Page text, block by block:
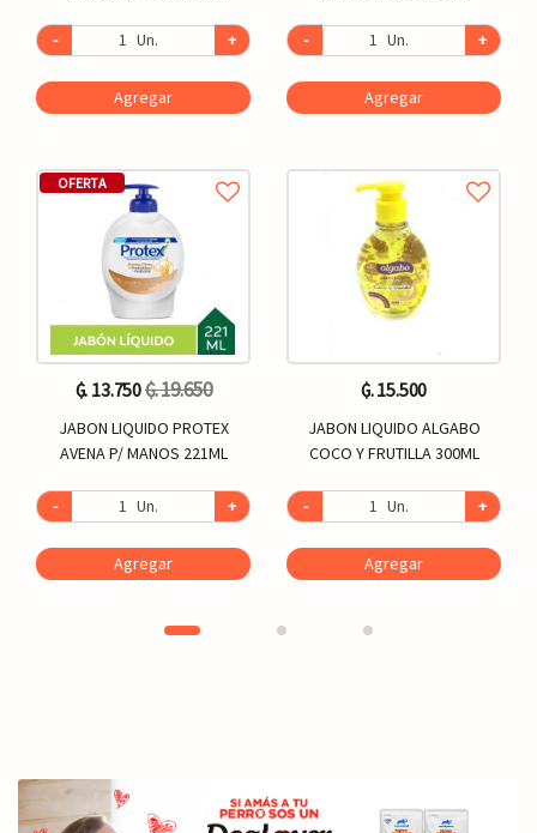
- Un. +
Agregar
OFERTA
₲. 13.750₲. 19.650
JABON LIQUIDO PROTEX
AVENA P/ MANOS 221ML
- Un. +
Agregar
- Un. +
Agregar
₲. 15.500
JABON LIQUIDO ALGABO
COCO Y FRUTILLA 300ML
- Un. +
Agregar